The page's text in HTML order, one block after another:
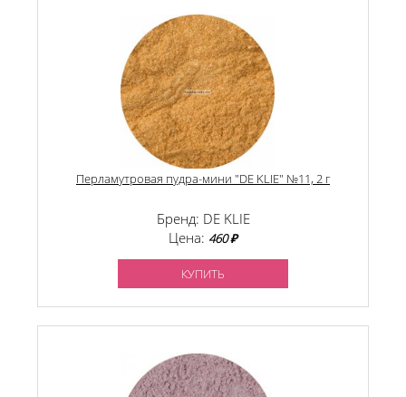
Перламутровая пудра-мини "DE KLIE" №11, 2 г
Бренд: DE KLIE
Цена: 460 ₽
КУПИТЬ